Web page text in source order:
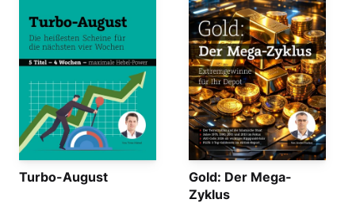
Turbo-August
Gold: Der Mega-
Zyklus